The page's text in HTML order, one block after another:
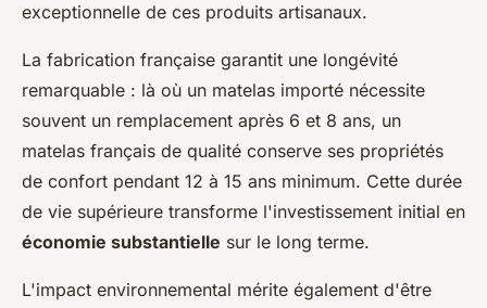
exceptionnelle de ces produits artisanaux.
La fabrication française garantit une longévité
remarquable : là où un matelas importé nécessite
souvent un remplacement après 6 et 8 ans, un
matelas français de qualité conserve ses propriétés
de confort pendant 12 à 15 ans minimum. Cette durée
de vie supérieure transforme l'investissement initial en
économie substantielle sur le long terme.
L'impact environnemental mérite également d'être